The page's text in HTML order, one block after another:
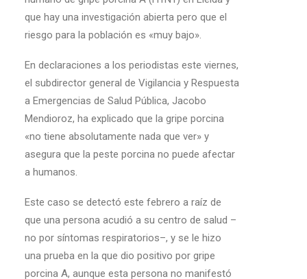
que hay una investigación abierta pero que el
riesgo para la población es «muy bajo».
En declaraciones a los periodistas este viernes,
el subdirector general de Vigilancia y Respuesta
a Emergencias de Salud Pública, Jacobo
Mendioroz, ha explicado que la gripe porcina
«no tiene absolutamente nada que ver» y
asegura que la peste porcina no puede afectar
a humanos.
Este caso se detectó este febrero a raíz de
que una persona acudió a su centro de salud –
no por síntomas respiratorios–, y se le hizo
una prueba en la que dio positivo por gripe
porcina A, aunque esta persona no manifestó